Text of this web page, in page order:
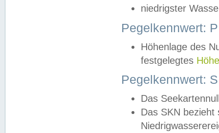
niedrigster
Pegelkennwert:
Höhenlage des
festgelegtes
Pegelkennwert:
Das
Das SKN